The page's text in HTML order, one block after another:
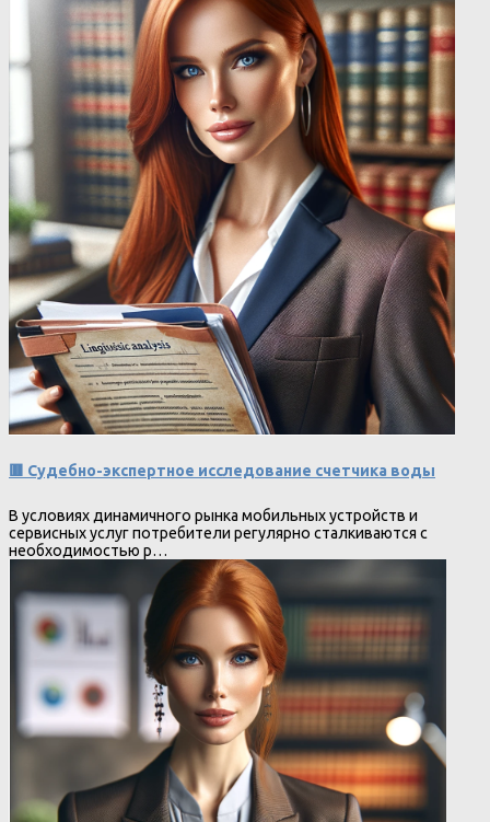
🟥 Судебно-экспертное исследование счетчика воды
В условиях динамичного рынка мобильных устройств и
сервисных услуг потребители регулярно сталкиваются с
необходимостью р…